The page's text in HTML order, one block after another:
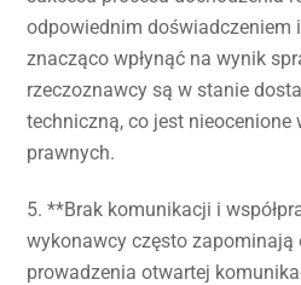
odpowiednim doświadczeniem
znacząco wpłynąć na wynik
rzeczoznawcy są w stanie
techniczną, co jest
prawnych.
5. **Brak komunikacji i
wykonawcy często zapominają
prowadzenia otwartej